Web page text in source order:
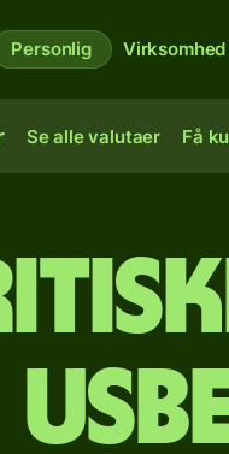
Personlig Virksomhed
Se alle valutaer Få